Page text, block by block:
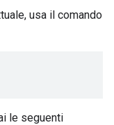
usa il comando
le seguenti